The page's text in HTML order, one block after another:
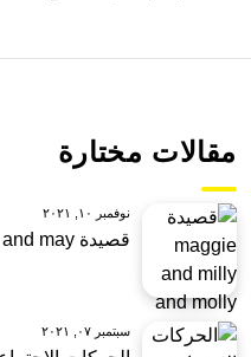
مقالات مختارة
نوفمبر ١٠, ٢٠٢١
قصيدة maggie and milly and molly and may
سبتمبر ٠٧, ٢٠٢١